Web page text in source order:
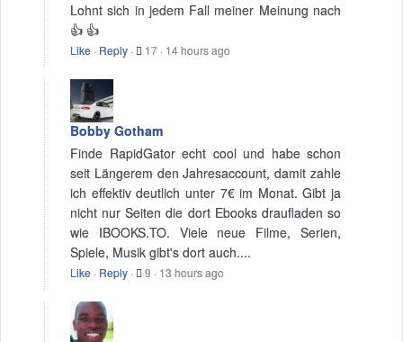
Lohnt sich in jedem Fall meiner Meinung nach
👍 👍
Like · Reply · 17 · 14 hours ago
Bobby Gotham
Finde RapidGator echt cool und habe schon
seit Längerem den Jahresaccount, damit zahle
ich effektiv deutlich unter 7€ im Monat. Gibt ja
nicht nur Seiten die dort Ebooks draufladen so
wie IBOOKS.TO. Viele neue Filme, Serien,
Spiele, Musik gibt's dort auch....
Like · Reply · 9 · 13 hours ago